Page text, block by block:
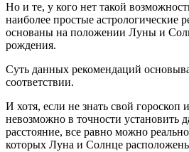
Но и те, у кого нет такой
наиболее простые астрологические
основаны на положении Луны и
рождения.
Суть данных рекомендаций
соответствии.
И хотя, если не знать свой гороскоп
невозможно в точности установить
расстояние, все равно можно
которых Луна и Солнце